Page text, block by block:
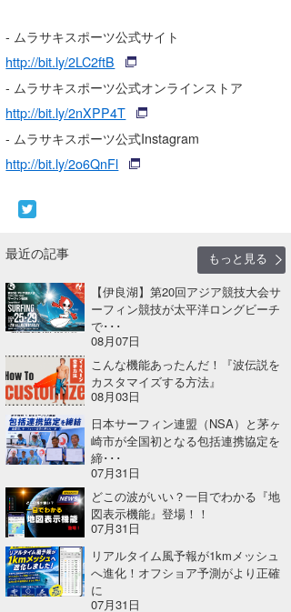
- ムラサキスポーツ公式サイト
http://bit.ly/2LC2ftB
- ムラサキスポーツ公式オンラインストア
http://bit.ly/2nXPP4T
- ムラサキスポーツ公式Instagram
http://bit.ly/2o6QnFl
最近の記事
もっと見る
【伊良湖】第20回アジア競技大会サ
ーフィン競技が太平洋ロングビーチ
で･･･
08月07日
こんな機能あったんだ！『波伝説を
カスタマイズする方法』
08月03日
日本サーフィン連盟（NSA）と茅ヶ
崎市が全国初となる包括連携協定を
締･･･
07月31日
どこの波がいい？一目でわかる『地
図表示機能』登場！！
07月31日
リアルタイム風予報が1kmメッシュ
へ進化！オフショア予測がより正確
に
07月31日
S.K
Soulman
VAGY
waka☆=
まっきー
三輪予報士
小川予報士
上田純子
上條将美
唐澤予報士
SancheZ
ゴン
米山予報士